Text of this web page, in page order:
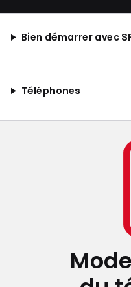
Bien démarrer avec
Téléphones